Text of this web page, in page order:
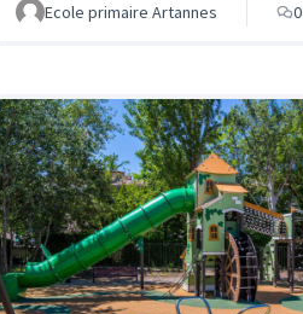
Ecole primaire Artannes
0